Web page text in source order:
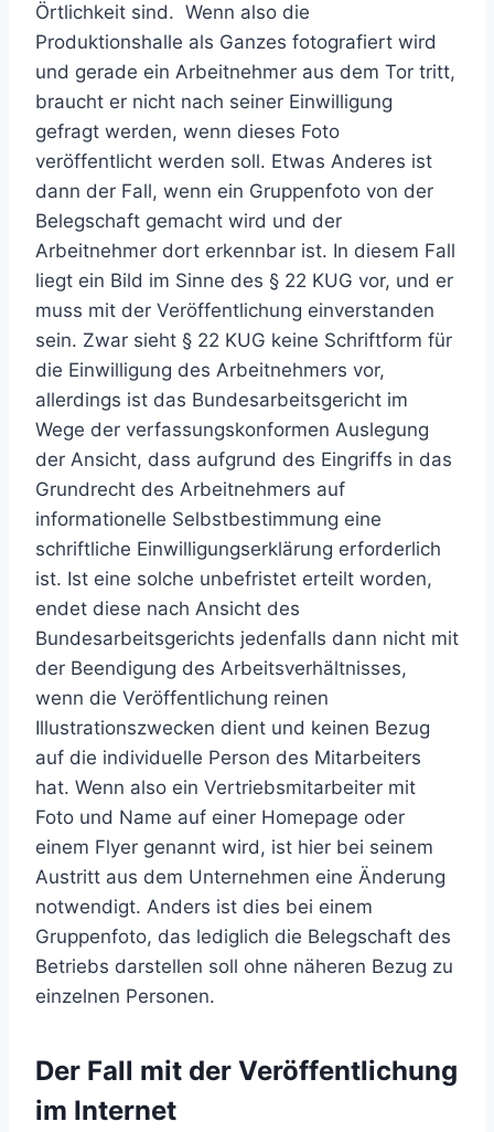
Örtlichkeit sind. Wenn also die
Produktionshalle als Ganzes fotografiert wird
und gerade ein Arbeitnehmer aus dem Tor tritt,
braucht er nicht nach seiner Einwilligung
gefragt werden, wenn dieses Foto
veröffentlicht werden soll. Etwas Anderes ist
dann der Fall, wenn ein Gruppenfoto von der
Belegschaft gemacht wird und der
Arbeitnehmer dort erkennbar ist. In diesem Fall
liegt ein Bild im Sinne des § 22 KUG vor, und er
muss mit der Veröffentlichung einverstanden
sein. Zwar sieht § 22 KUG keine Schriftform für
die Einwilligung des Arbeitnehmers vor,
allerdings ist das Bundesarbeitsgericht im
Wege der verfassungskonformen Auslegung
der Ansicht, dass aufgrund des Eingriffs in das
Grundrecht des Arbeitnehmers auf
informationelle Selbstbestimmung eine
schriftliche Einwilligungserklärung erforderlich
ist. Ist eine solche unbefristet erteilt worden,
endet diese nach Ansicht des
Bundesarbeitsgerichts jedenfalls dann nicht mit
der Beendigung des Arbeitsverhältnisses,
wenn die Veröffentlichung reinen
Illustrationszwecken dient und keinen Bezug
auf die individuelle Person des Mitarbeiters
hat. Wenn also ein Vertriebsmitarbeiter mit
Foto und Name auf einer Homepage oder
einem Flyer genannt wird, ist hier bei seinem
Austritt aus dem Unternehmen eine Änderung
notwendigt. Anders ist dies bei einem
Gruppenfoto, das lediglich die Belegschaft des
Betriebs darstellen soll ohne näheren Bezug zu
einzelnen Personen.
Der Fall mit der Veröffentlichung
im Internet